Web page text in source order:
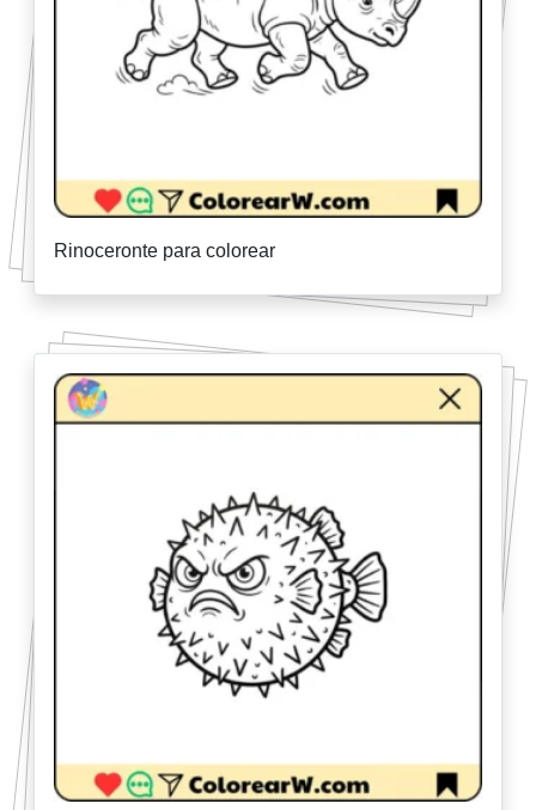
Rinoceronte para colorear